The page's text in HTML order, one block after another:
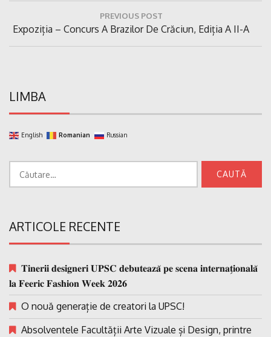
articole
PREVIOUS POST
Previous
Post:
Expoziția – Concurs A Brazilor De Crăciun, Ediția A II-A
LIMBA
English Romanian Russian
ARTICOLE RECENTE
𝐓𝐢𝐧𝐞𝐫𝐢𝐢 𝐝𝐞𝐬𝐢𝐠𝐧𝐞𝐫𝐢 𝐔𝐏𝐒𝐂 𝐝𝐞𝐛𝐮𝐭𝐞𝐚𝐳𝐚̆ 𝐩𝐞 𝐬𝐜𝐞𝐧𝐚 𝐢𝐧𝐭𝐞𝐫𝐧𝐚𝐭̗𝐢𝐨𝐧𝐚𝐥𝐚̆
𝐥𝐚 𝐅𝐞𝐞𝐫𝐢𝐜 𝐅𝐚𝐬𝐡𝐢𝐨𝐧 𝐖𝐞𝐞𝐤 𝟐𝟎𝟐𝟔
O nouă generație de creatori la UPSC!
Absolventele Facultății Arte Vizuale și Design, printre